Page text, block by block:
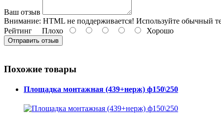
Ваш отзыв
Внимание: HTML не поддерживается! Используйте обычный
Рейтинг Плохо Хорошо
Отправить отзыв
Похожие товары
Площадка монтажная (439+нерж) ф150\250